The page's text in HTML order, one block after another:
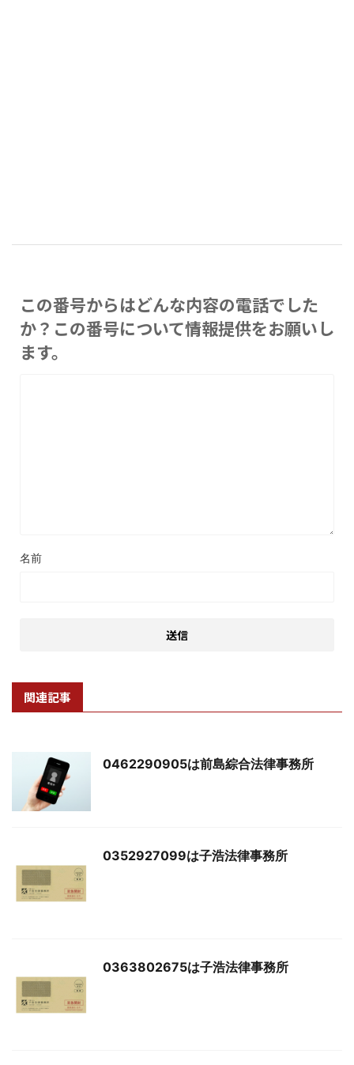
この番号からはどんな内容の電話でした
か？この番号について情報提供をお願いし
ます。
名前
関連記事
0462290905は前島綜合法律事務所
0352927099は子浩法律事務所
0363802675は子浩法律事務所